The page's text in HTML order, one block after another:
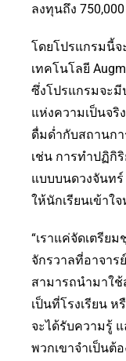
ลงทุนถึง
โดยโปรแกรมนี้จ
เทคโนโลยี
ซึ่งโปรแกรมจะ
แห่งความเป็นจริ
ดื่มด่ำกับสถานก
เช่น การทำปฏิกิ
แบบบนดวงจันท
ให้นักเรียนเข้าใ
“เราแค่จัดเตรีย
จักรวาลที่อาจาร
สามารถนำมาใช้
เป็นที่โรงเรียน
จะได้รับความรู้
พวกเขาจำเป็นต้